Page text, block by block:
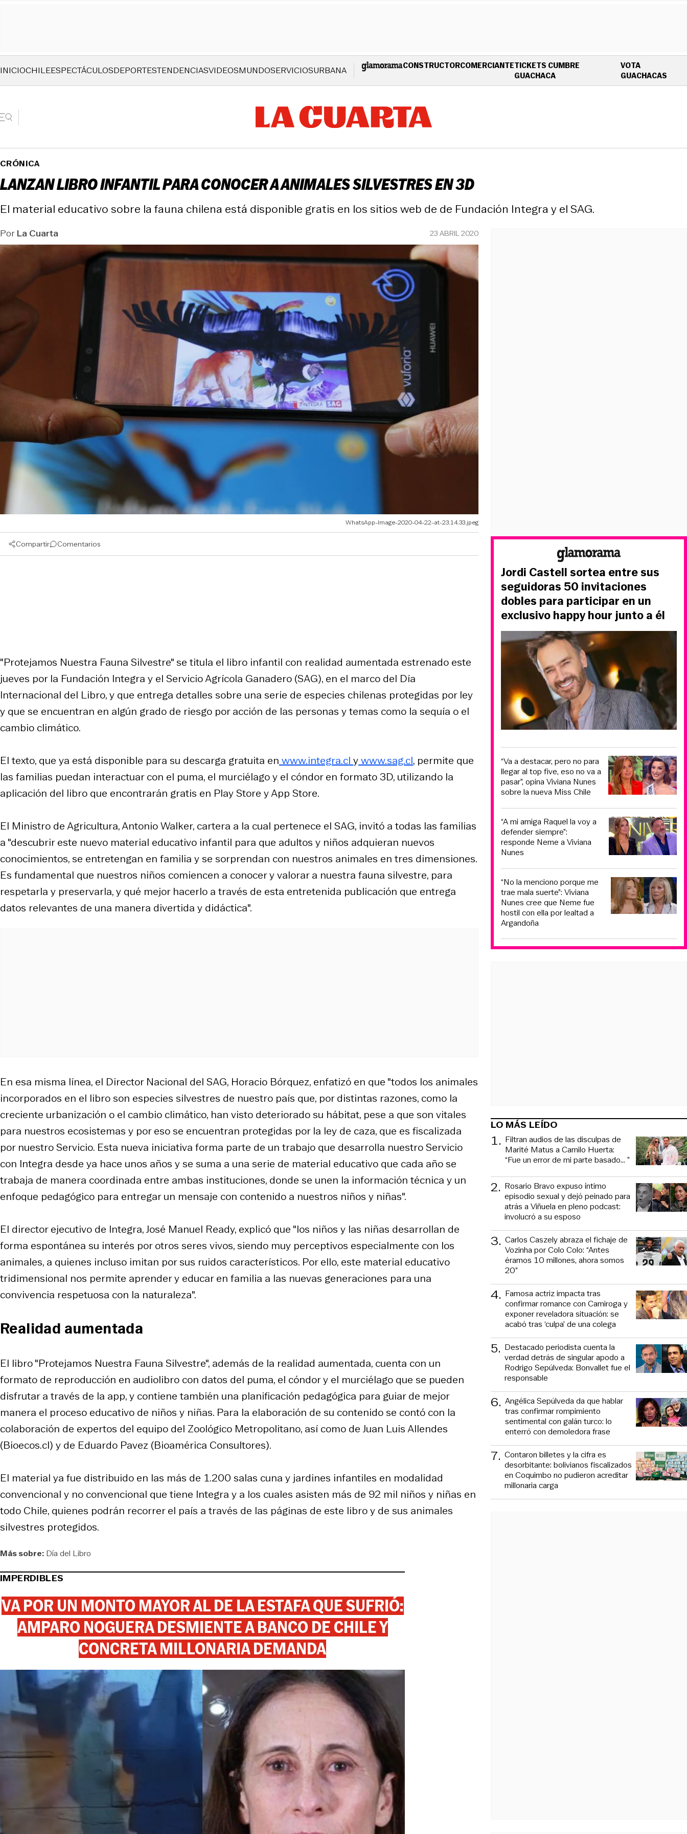
INICIOCHILEESPECTÁCULOSDEPORTESTENDENCIASVIDEOSMUNDOSERVICIOSURBANA CONSTRUCTORCOMERCIANTETICKETS CUMBRE
GUACHACAOPENS IN NEW WINDOW
VOTA
GUACHACAS
CRÓNICA
LANZAN LIBRO INFANTIL PARA CONOCER A ANIMALES SILVESTRES EN 3D
El material educativo sobre la fauna chilena está disponible gratis en los sitios web de de Fundación Integra y el SAG.
PorLa Cuarta 23 ABRIL 2020
WhatsApp-Image-2020-04-22-at-23.14.33.jpeg
Compartir Comentarios
"Protejamos Nuestra Fauna Silvestre" se titula el libro infantil con realidad aumentada estrenado este
jueves por la Fundación Integra y el Servicio Agrícola Ganadero (SAG), en el marco del Día
Internacional del Libro, y que entrega detalles sobre una serie de especies chilenas protegidas por ley
y que se encuentran en algún grado de riesgo por acción de las personas y temas como la sequía o el
cambio climático.
El texto, que ya está disponible para su descarga gratuita en www.integra.cl ywww.sag.cl, permite que
las familias puedan interactuar con el puma, el murciélago y el cóndor en formato 3D, utilizando la
aplicación del libro que encontrarán gratis en Play Store y App Store.
El Ministro de Agricultura, Antonio Walker, cartera a la cual pertenece el SAG, invitó a todas las familias
a "descubrir este nuevo material educativo infantil para que adultos y niños adquieran nuevos
conocimientos, se entretengan en familia y se sorprendan con nuestros animales en tres dimensiones.
Es fundamental que nuestros niños comiencen a conocer y valorar a nuestra fauna silvestre, para
respetarla y preservarla, y qué mejor hacerlo a través de esta entretenida publicación que entrega
datos relevantes de una manera divertida y didáctica".
En esa misma línea, el Director Nacional del SAG, Horacio Bórquez, enfatizó en que "todos los animales
incorporados en el libro son especies silvestres de nuestro país que, por distintas razones, como la
creciente urbanización o el cambio climático, han visto deteriorado su hábitat, pese a que son vitales
para nuestros ecosistemas y por eso se encuentran protegidas por la ley de caza, que es fiscalizada
por nuestro Servicio. Esta nueva iniciativa forma parte de un trabajo que desarrolla nuestro Servicio
con Integra desde ya hace unos años y se suma a una serie de material educativo que cada año se
trabaja de manera coordinada entre ambas instituciones, donde se unen la información técnica y un
enfoque pedagógico para entregar un mensaje con contenido a nuestros niños y niñas".
El director ejecutivo de Integra, José Manuel Ready, explicó que "los niños y las niñas desarrollan de
forma espontánea su interés por otros seres vivos, siendo muy perceptivos especialmente con los
animales, a quienes incluso imitan por sus ruidos característicos. Por ello, este material educativo
tridimensional nos permite aprender y educar en familia a las nuevas generaciones para una
convivencia respetuosa con la naturaleza".
Realidad aumentada
El libro "Protejamos Nuestra Fauna Silvestre", además de la realidad aumentada, cuenta con un
formato de reproducción en audiolibro con datos del puma, el cóndor y el murciélago que se pueden
disfrutar a través de la app, y contiene también una planificación pedagógica para guiar de mejor
manera el proceso educativo de niños y niñas. Para la elaboración de su contenido se contó con la
colaboración de expertos del equipo del Zoológico Metropolitano, así como de Juan Luis Allendes
(Bioecos.cl) y de Eduardo Pavez (Bioamérica Consultores).
El material ya fue distribuido en las más de 1.200 salas cuna y jardines infantiles en modalidad
convencional y no convencional que tiene Integra y a los cuales asisten más de 92 mil niños y niñas en
todo Chile, quienes podrán recorrer el país a través de las páginas de este libro y de sus animales
silvestres protegidos.
Más sobre: Día del Libro
IMPERDIBLES
VA POR UN MONTO MAYOR AL DE LA ESTAFA QUE SUFRIÓ:
AMPARO NOGUERA DESMIENTE A BANCO DE CHILE Y
CONCRETA MILLONARIA DEMANDA
Jordi Castell sortea entre sus
seguidoras 50 invitaciones
dobles para participar en un
exclusivo happy hour junto a él
“Va a destacar, pero no para
llegar al top five, eso no va a
pasar”, opina Viviana Nunes
sobre la nueva Miss Chile
“A mi amiga Raquel la voy a
defender siempre”:
responde Neme a Viviana
Nunes
“No la menciono porque me
trae mala suerte”: Viviana
Nunes cree que Neme fue
hostil con ella por lealtad a
Argandoña
LO MÁS LEÍDO
1. Filtran audios de las disculpas de
Marité Matus a Camilo Huerta:
“Fue un error de mi parte basado... ”
2. Rosario Bravo expuso íntimo
episodio sexual y dejó peinado para
atrás a Viñuela en pleno podcast:
involucró a su esposo
3. Carlos Caszely abraza el fichaje de
Vozinha por Colo Colo: “Antes
éramos 10 millones, ahora somos
20”
4. Famosa actriz impacta tras
confirmar romance con Camiroga y
exponer reveladora situación: se
acabó tras ‘culpa’ de una colega
5. Destacado periodista cuenta la
verdad detrás de singular apodo a
Rodrigo Sepúlveda: Bonvallet fue el
responsable
6. Angélica Sepúlveda da que hablar
tras confirmar rompimiento
sentimental con galán turco: lo
enterró con demoledora frase
7. Contaron billetes y la cifra es
desorbitante: bolivianos fiscalizados
en Coquimbo no pudieron acreditar
millonaria carga